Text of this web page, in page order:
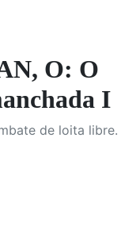
O: O
I
de loita libre.